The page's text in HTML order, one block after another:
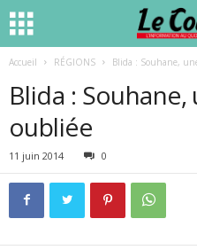
Accueil RÉGIONS Blida : Souhane,
Blida :
oubliée
11 juin 2014 0